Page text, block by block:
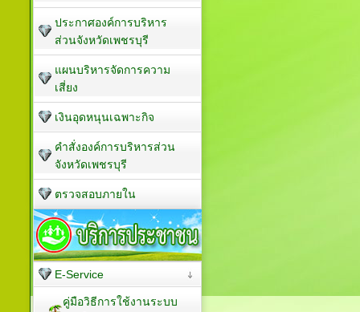
ประกาศองค์การบริหาร
ส่วนจังหวัดเพชรบุรี
แผนบริหารจัดการความ
เสี่ยง
เงินอุดหนุนเฉพาะกิจ
คำสั่งองค์การบริหารส่วน
จังหวัดเพชรบุรี
ตรวจสอบภายใน
E-Service
คู่มือวิธีการใช้งานระบบ